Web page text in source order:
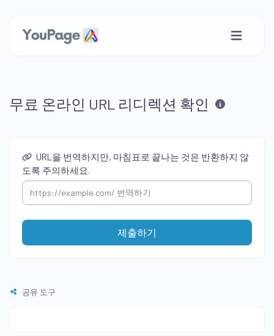
무료 온라인 URL 리디렉션 확인
URL을 번역하지만, 마침표로 끝나는 것은 반환하지 않
도록 주의하세요.
제출하기
공유 도구